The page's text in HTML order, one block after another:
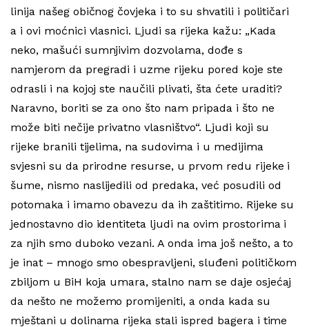
linija našeg običnog čovjeka i to su shvatili i političari
a i ovi moćnici vlasnici. Ljudi sa rijeka kažu: „Kada
neko, mašući sumnjivim dozvolama, dođe s
namjerom da pregradi i uzme rijeku pored koje ste
odrasli i na kojoj ste naučili plivati, šta ćete uraditi?
Naravno, boriti se za ono što nam pripada i što ne
može biti nečije privatno vlasništvo“. Ljudi koji su
rijeke branili tijelima, na sudovima i u medijima
svjesni su da prirodne resurse, u prvom redu rijeke i
šume, nismo naslijedili od predaka, već posudili od
potomaka i imamo obavezu da ih zaštitimo. Rijeke su
jednostavno dio identiteta ljudi na ovim prostorima i
za njih smo duboko vezani. A onda ima još nešto, a to
je inat – mnogo smo obespravljeni, sluđeni političkom
zbiljom u BiH koja umara, stalno nam se daje osjećaj
da nešto ne možemo promijeniti, a onda kada su
mještani u dolinama rijeka stali ispred bagera i time